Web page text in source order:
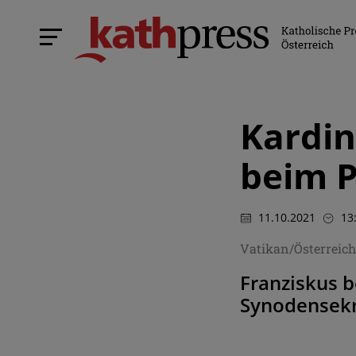
beim
11.10.2021
Vatikan/
Franziskus